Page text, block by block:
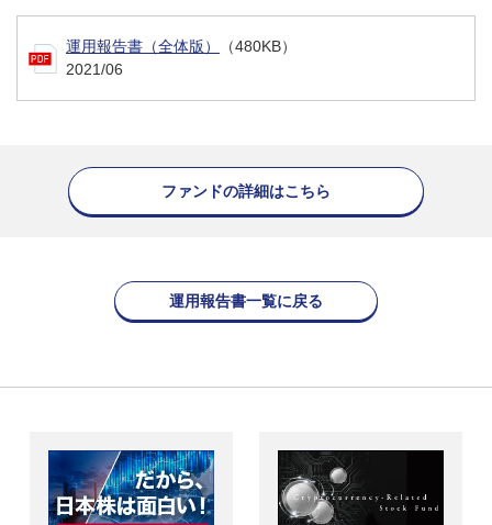
運用報告書（全体版）
（480KB）
2021/06
ファンドの詳細はこちら
運用報告書一覧に戻る